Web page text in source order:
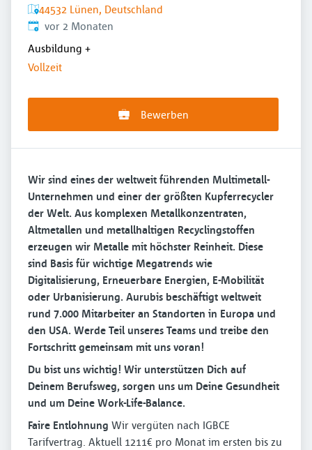
44532 Lünen, Deutschland
Veröffentlicht:
vor 2 Monaten
Ausbildung +
Vollzeit
Bewerben
Wir sind eines der weltweit führenden Multimetall-
Unternehmen und einer der größten Kupferrecycler
der Welt. Aus komplexen Metallkonzentraten,
Altmetallen und metallhaltigen Recyclingstoffen
erzeugen wir Metalle mit höchster Reinheit. Diese
sind Basis für wichtige Megatrends wie
Digitalisierung, Erneuerbare Energien, E-Mobilität
oder Urbanisierung. Aurubis beschäftigt weltweit
rund 7.000 Mitarbeiter an Standorten in Europa und
den USA. Werde Teil unseres Teams und treibe den
Fortschritt gemeinsam mit uns voran!
Du bist uns wichtig! Wir unterstützen Dich auf
Deinem Berufsweg, sorgen uns um Deine Gesundheit
und um Deine Work-Life-Balance.
Faire Entlohnung Wir vergüten nach IGBCE
Tarifvertrag. Aktuell 1211€ pro Monat im ersten bis zu